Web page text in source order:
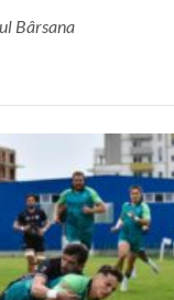
Bârsana